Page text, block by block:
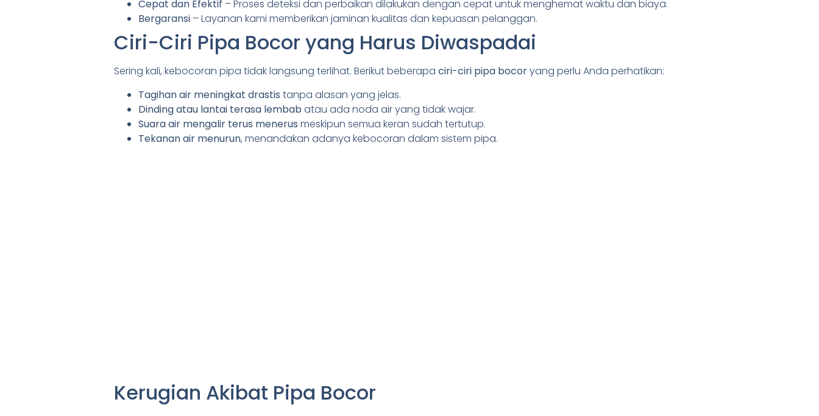
Cepat dan Efektif – Proses deteksi dan perbaikan dilakukan dengan cepat untuk menghemat waktu dan biaya.
Bergaransi – Layanan kami memberikan jaminan kualitas dan kepuasan pelanggan.
Ciri-Ciri Pipa Bocor yang Harus Diwaspadai
Sering kali, kebocoran pipa tidak langsung terlihat. Berikut beberapa ciri-ciri pipa bocoryang perlu Anda perhatikan:
Tagihan air meningkat drastis tanpa alasan yang jelas.
Dinding atau lantai terasa lembab atau ada noda air yang tidak wajar.
Suara air mengalir terus menerus meskipun semua keran sudah tertutup.
Tekanan air menurun, menandakan adanya kebocoran dalam sistem pipa.
Kerugian Akibat Pipa Bocor